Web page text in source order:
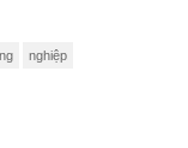
nghiệp